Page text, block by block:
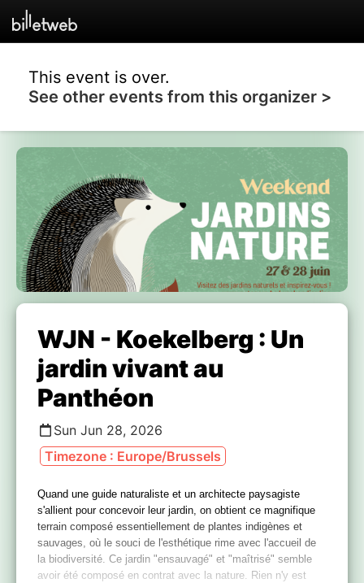
This event is over.
See other events from this organizer >
WJN - Koekelberg : Un
jardin vivant au
Panthéon
Sun Jun 28, 2026
Timezone : Europe/Brussels
Quand une guide naturaliste et un architecte paysagiste
s'allient pour concevoir leur jardin, on obtient ce magnifique
terrain composé essentiellement de plantes indigènes et
sauvages, où le souci de l'esthétique rime avec l'accueil de
la biodiversité. Ce jardin "ensauvagé" et "maîtrisé" semble
avoir été composé en contrat avec la nature. Rien n'y est